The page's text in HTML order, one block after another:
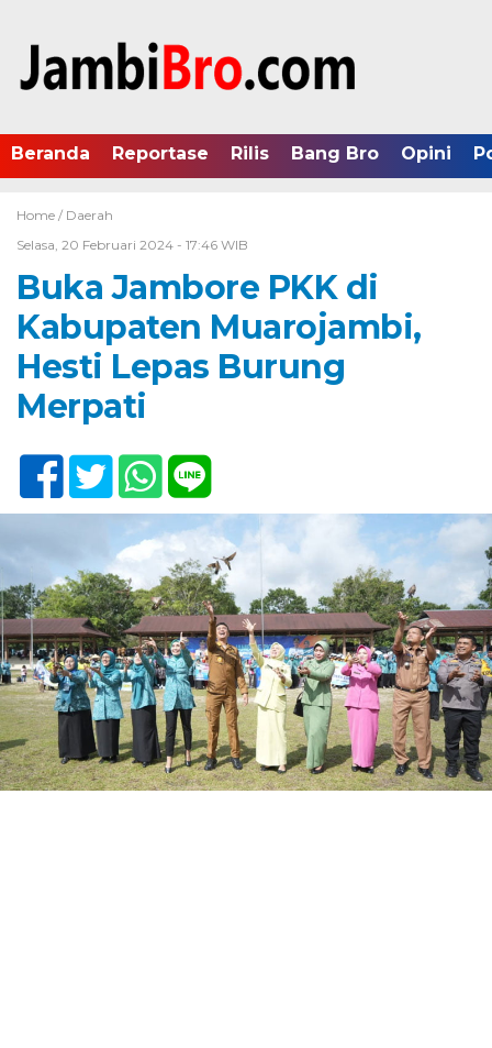
Beranda Reportase Rilis Bang Bro Opini
Home / Daerah
Selasa, 20 Februari 2024 - 17:46 WIB
Buka Jambore PKK di
Kabupaten Muarojambi,
Hesti Lepas Burung
Merpati